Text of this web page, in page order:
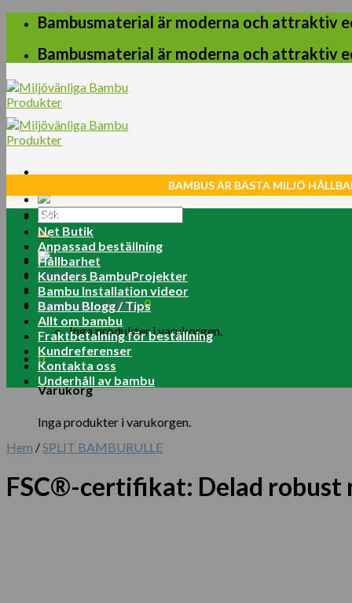
Skip
content
Bambusmaterial är moderna och attraktiv
Bambusmaterial är moderna och attraktiv
Sök
efter:
Logga in
Varukorg /0.00kr 0
Inga produkter i varukorgen.
0
Varukorg
Inga produkter i varukorgen.
BAMBUS ÄR BÄSTA MILJÖ
Home
Net Butik
Anpassad beställning
Hållbarhet
Kunders BambuProjekter
Bambu Installation videor
Bambu Blogg / Tips
Allt om bambu
Fraktbetalning för beställning
Kundreferenser
Kontakta oss
Underhåll av bambu
Hem /SPLIT BAMBURULLE
FSC®-certifikat: Delad robust